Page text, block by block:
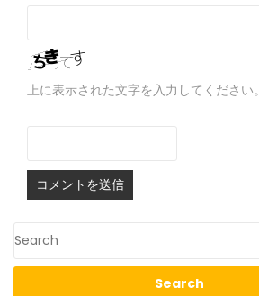
上に表示された文字を入力してください。